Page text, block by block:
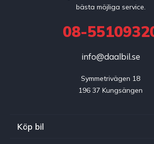
bästa möjliga service.
08-
info@daalbil.se
Symmetrivägen 18
196 37 Kungsängen
Köp bil